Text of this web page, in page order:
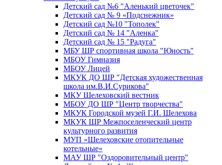
Детский сад №6 "Аленький цветочек"
Детский сад № 9 «Подснежник»
Детский сад №10 "Тополек"
Детский сад № 14 "Аленка"
Детский сад № 15 "Радуга"
МБУ ШР спортивная школа "Юность"
МБОУ Гимназия
МБОУ Лицей
МКУК ДО ШР "Детская художественная
школа им.В.И.Сурикова"
МКУ Шелеховский вестник
МБОУ ДО ШР "Центр творчества"
МКУК Городской музей Г.И. Шелехова
МКУК ШР Межпоселенческий центр
культурного развития
МУП «Шелеховские отопительные
котельные»
МАУ ШР "Оздоровительный центр"